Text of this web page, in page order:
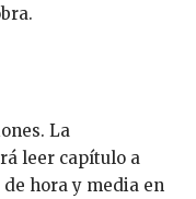
La
leer capítulo a
hora y media en